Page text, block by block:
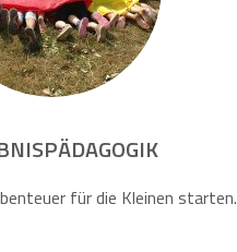
für die Kleinen starten.